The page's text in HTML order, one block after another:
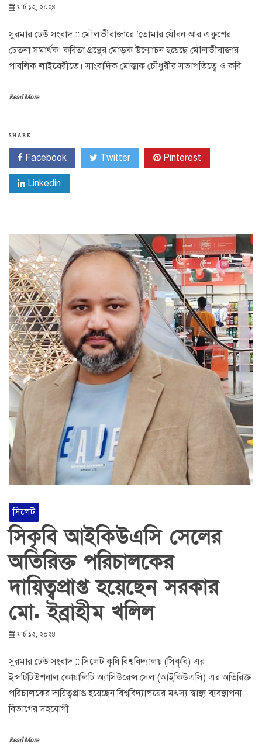
মার্চ ১২, ২০২৪
সুরমার ঢেউ সংবাদ :: মৌলভীবাজারে ‘তোমার যৌবন আর একুশের
চেতনা সমার্থক’ কবিতা গ্রন্থের মোড়ক উন্মোচন হয়েছে মৌলভীবাজার
পাবলিক লাইব্রেরীতে। সাংবাদিক মোস্তাক চৌধুরীর সভাপতিত্বে ও কবি
Read More
SHARE
Facebook Twitter Pinterest
Linkedin
সিলেট
সিকৃবি আইকিউএসি সেলের
অতিরিক্ত পরিচালকের
দায়িত্বপ্রাপ্ত হয়েছেন সরকার
মো. ইব্রাহীম খলিল
মার্চ ১২, ২০২৪
সুরমার ঢেউ সংবাদ :: সিলেট কৃষি বিশ্ববিদ্যালয় (সিকৃবি) এর
ইন্সটিটিউশনাল কোয়ালিটি অ্যাসিউরেন্স সেল (আইকিউএসি) এর অতিরিক্ত
পরিচালকের দায়িত্বপ্রাপ্ত হয়েছেন বিশ্ববিদ্যালয়ের মৎস্য স্বাস্থ্য ব্যবস্থাপনা
বিভাগের সহযোগী
Read More